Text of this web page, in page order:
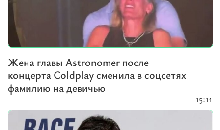
Жена главы Astronomer после
концерта Coldplay сменила в соцсетях
фамилию на девичью
15:11